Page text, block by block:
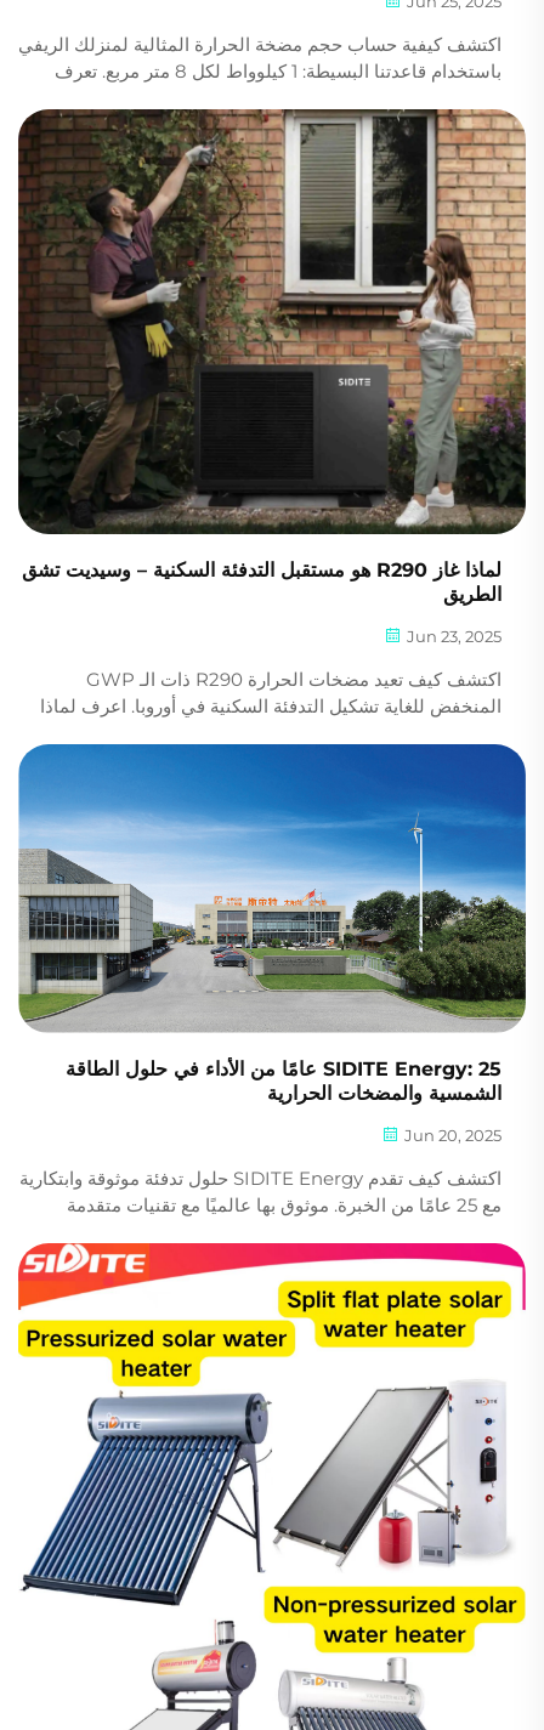
اكتشف كيفية حساب حجم مضخة الحرارة المثالية لمنزلك الريفي
باستخدام قاعدتنا البسيطة: 1 كيلوواط لكل 8 متر مربع. تعرف
الاستدامة. احصل على توصية شخصية مجانية اليوم.
لماذا غاز R290 هو مستقبل التدفئة السكنية – وسيديت تشق
الطريق
Jun 23, 2025
اكتشف كيف تعيد مضخات الحرارة R290 ذات الـ GWP
المنخفض للغاية تشكيل التدفئة السكنية في أوروبا. اعرف لماذا
SIDITE Energy: 25 عامًا من الأداء في حلول الطاقة
الشمسية والمضخات الحرارية
Jun 20, 2025
اكتشف كيف تقدم SIDITE Energy حلول تدفئة موثوقة وابتكارية
مع 25 عامًا من الخبرة. موثوق بها عالميًا مع تقنيات متقدمة